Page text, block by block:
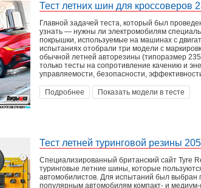
Тест летних шин для кроссоверов
Главной задачей теста, который был
узнать — нужны ли электромобилям
покрышки, используемые на машинах с
испытаниях отобрали три модели с
обычной летней авторезины (типоразмер
только тесты на сопротивление качению и
управляемости, безопасности,
Подробнее Показать модели в тесте
Тест летней туринговой резины
Специализированный британский сайт Tyre
туринговые летние шины, которые
автомобилистов. Для испытаний был
популярным автомобилям компакт- и